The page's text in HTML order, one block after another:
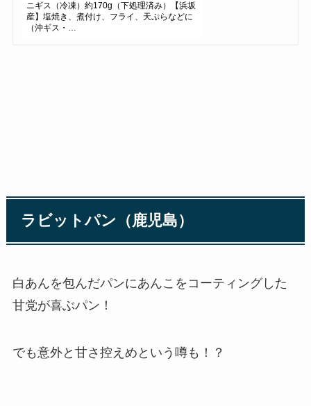
ニギス（冷凍）約170g（下処理済み）【浜坂
産】塩焼き、煮付け、フライ、天ぷらなどに
（沖ギス・…
ラビットパン（鹿児島）
白あんを包んだパンにあんこをコーティングした
甘党が喜ぶパン！
でも意外と甘さ控えめという噂も！？